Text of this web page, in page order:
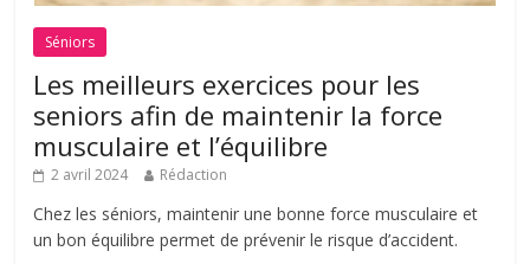
Séniors
Les meilleurs exercices pour les
seniors afin de maintenir la force
musculaire et l’équilibre
2 avril 2024 Rédaction
Chez les séniors, maintenir une bonne force musculaire et
un bon équilibre permet de prévenir le risque d’accident.